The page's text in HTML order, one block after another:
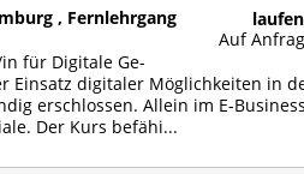
Auf
, Fernlehrgang
in für Di­gi­ta­le Ge­
Ein­satz di­gi­ta­ler Mög­lich­kei­ten in
er­schlos­sen. Al­lein im E-Busi­ness
Der Kurs be­fä­hi...